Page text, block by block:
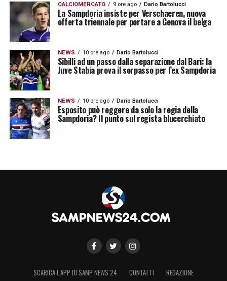
CALCIOMERCATO 9 ore ago Dario Bartolucci
La Sampdoria insiste per Verschaeren, nuova
offerta triennale per portare a Genova il belga
NEWS 10 ore ago Dario Bartolucci
Sibilli ad un passo dalla separazione dal Bari: la
Juve Stabia prova il sorpasso per l’ex Sampdoria
NEWS 10 ore ago Dario Bartolucci
Esposito può reggere da solo la regia della
Sampdoria? Il punto sul regista blucerchiato
SCARICA L’APP DI SAMP NEWS 24 CONTATTI
REDAZIONE